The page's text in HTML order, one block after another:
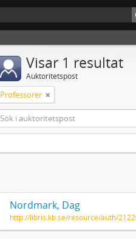
Visar 1 resultat
Auktoritetspost
Professorer
Nordmark, Dag
http://libris.kb.se/resource/auth/